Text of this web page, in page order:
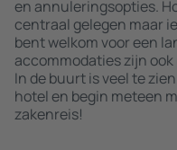
en annuleringsopties.
centraal gelegen maar
bent welkom voor een
accommodaties zijn
In de buurt is veel te
hotel en begin meteen
zakenreis!